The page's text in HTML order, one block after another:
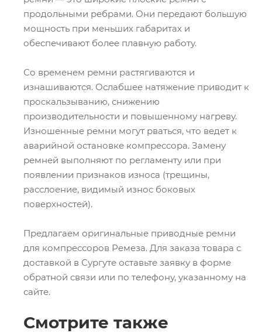
продольными ребрами. Они передают большую
мощность при меньших габаритах и
обеспечивают более плавную работу.
Со временем ремни растягиваются и
изнашиваются. Ослабшее натяжение приводит к
проскальзыванию, снижению
производительности и повышенному нагреву.
Изношенные ремни могут рваться, что ведет к
аварийной остановке компрессора. Замену
ремней выполняют по регламенту или при
появлении признаков износа (трещины,
расслоение, видимый износ боковых
поверхностей).
Предлагаем оригинальные приводные ремни
для компрессоров Ремеза. Для заказа товара с
доставкой в Сургуте оставьте заявку в форме
обратной связи или по телефону, указанному на
сайте.
Смотрите также